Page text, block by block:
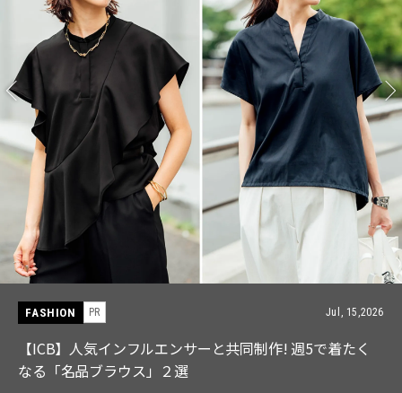
FASHION PR Jul, 15,2026
【ICB】人気インフルエンサーと共同制作! 週5で着たく
なる「名品ブラウス」２選